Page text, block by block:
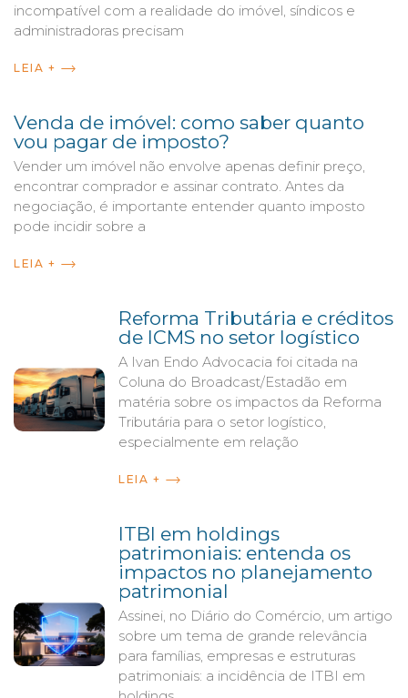
incompatível com a realidade do imóvel, síndicos e
administradoras precisam
LEIA +
Venda de imóvel: como saber quanto
vou pagar de imposto?
Vender um imóvel não envolve apenas definir preço,
encontrar comprador e assinar contrato. Antes da
negociação, é importante entender quanto imposto
pode incidir sobre a
LEIA +
Reforma Tributária e créditos
de ICMS no setor logístico
A Ivan Endo Advocacia foi citada na
Coluna do Broadcast/Estadão em
matéria sobre os impactos da Reforma
Tributária para o setor logístico,
especialmente em relação
LEIA +
ITBI em holdings
patrimoniais: entenda os
impactos no planejamento
patrimonial
Assinei, no Diário do Comércio, um artigo
sobre um tema de grande relevância
para famílias, empresas e estruturas
patrimoniais: a incidência de ITBI em